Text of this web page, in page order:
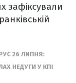
зафіксували
26 ЛИПНЯ:
НЕДУГИ У КПІ